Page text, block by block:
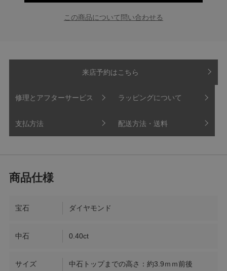
この商品について問い合わせる
来店予約はこちら
修理とアフターサービス ラッピングについて
支払方法 配送方法・送料
宝石 ダイヤモンド
中石 0.40ct
サイズ
中石トップまでの高さ：約3.9ｍｍ前後